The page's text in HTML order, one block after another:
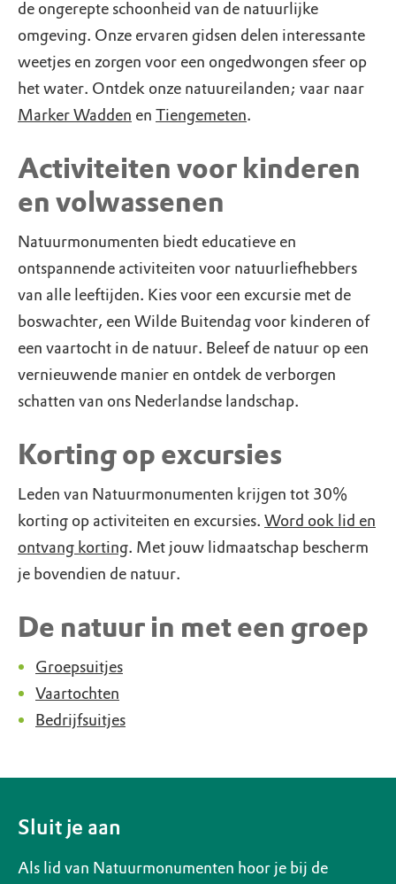
de ongerepte schoonheid van de natuurlijke
omgeving. Onze ervaren gidsen delen interessante
weetjes en zorgen voor een ongedwongen sfeer op
het water. Ontdek onze natuureilanden; vaar naar
Marker Wadden en Tiengemeten.
Activiteiten voor kinderen
en volwassenen
Natuurmonumenten biedt educatieve en
ontspannende activiteiten voor natuurliefhebbers
van alle leeftijden. Kies voor een excursie met de
boswachter, een Wilde Buitendag voor kinderen of
een vaartocht in de natuur. Beleef de natuur op een
vernieuwende manier en ontdek de verborgen
schatten van ons Nederlandse landschap.
Korting op excursies
Leden van Natuurmonumenten krijgen tot 30%
korting op activiteiten en excursies. Word ook lid en
ontvang korting. Met jouw lidmaatschap bescherm
je bovendien de natuur.
De natuur in met een groep
Groepsuitjes
Vaartochten
Bedrijfsuitjes
Sluit je aan
Als lid van Natuurmonumenten hoor je bij de